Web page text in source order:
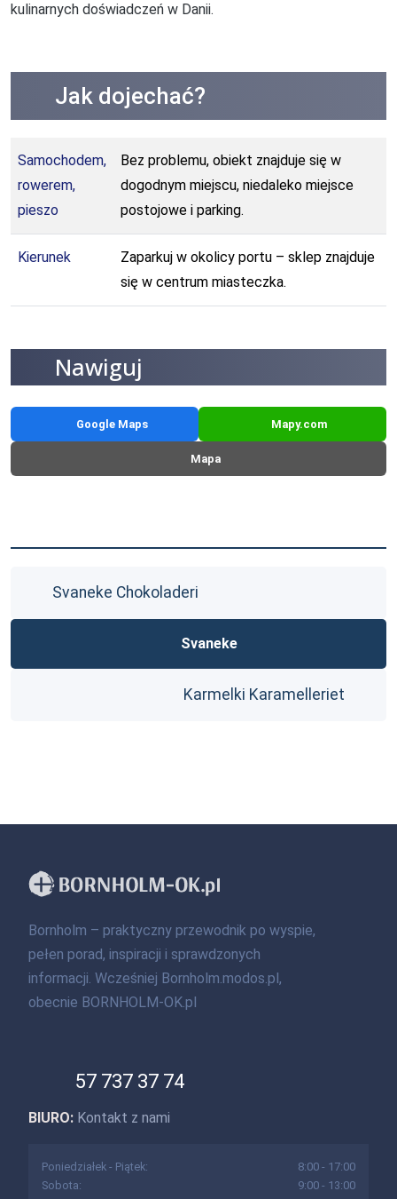
kulinarnych doświadczeń w Danii.
Jak dojechać?
Samochodem,
rowerem,
pieszo
Bez problemu, obiekt znajduje się w
dogodnym miejscu, niedaleko miejsce
postojowe i parking.
Kierunek
Zaparkuj w okolicy portu – sklep znajduje
się w centrum miasteczka.
Nawiguj
Google Maps Mapy.com
Mapa
Svaneke Chokoladeri
Svaneke
Karmelki Karamelleriet
Bornholm – praktyczny przewodnik po wyspie,
pełen porad, inspiracji i sprawdzonych
informacji. Wcześniej Bornholm.modos.pl,
obecnie BORNHOLM-OK.pl
57 737 37 74
BIURO: Kontakt z nami
Poniedziałek - Piątek:
8:00 - 17:00
Sobota:
9:00 - 13:00